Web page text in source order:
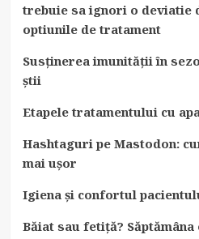
trebuie sa ignori o deviatie
optiunile de tratament
Susținerea imunității în
știi
Etapele tratamentului cu
Hashtaguri pe Mastodon:
mai ușor
Igiena și confortul
Băiat sau fetiță?